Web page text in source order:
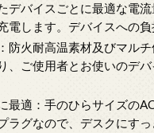
デバイスごとに最適な電流
電します。デバイスへの負
防火耐高温素材及びマル
、ご使用者とお使いのデ
最適：手のひらサイズの
ラグなので、デスクにす